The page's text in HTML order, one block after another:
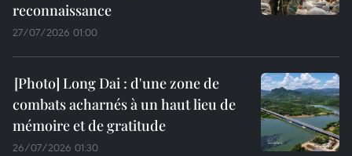
reconnaissance
27/07/2026 01:00
Long Dai : d'une zone de
combats acharnés à un haut lieu de
mémoire et de gratitude
26/07/2026 01:30